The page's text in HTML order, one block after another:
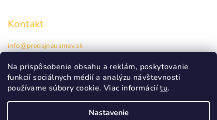
Na prispôsobenie obsahu a reklám, poskytovanie
funkcií sociálnych médií a analýzu návštevnosti
používame súbory cookie. Viac informáciítu.
Nastavenie
Kontakt
info@predajnausmev.sk
Hlavná 38, Prešov